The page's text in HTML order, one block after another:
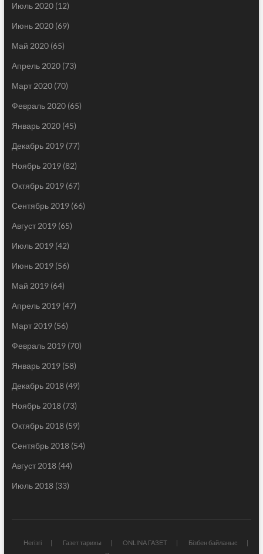
Июль 2020(12)
Июнь 2020(69)
Май 2020(65)
Апрель 2020(73)
Март 2020(70)
Февраль 2020(65)
Январь 2020(45)
Декабрь 2019(77)
Ноябрь 2019(82)
Октябрь 2019(67)
Сентябрь 2019(66)
Август 2019(65)
Июль 2019(42)
Июнь 2019(56)
Май 2019(64)
Апрель 2019(47)
Март 2019(56)
Февраль 2019(70)
Январь 2019(58)
Декабрь 2018(49)
Ноябрь 2018(73)
Октябрь 2018(59)
Сентябрь 2018(54)
Август 2018(44)
Июль 2018(33)
Негізгі Газет тарихы ONLINA ГАЗЕТ
Бізбен байланыс